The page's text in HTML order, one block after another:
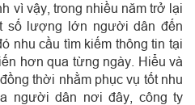
vì vậy, trong nhiều năm trở lại
số lượng lớn người dân đến
nhu cầu tìm kiếm thông tin tại
hơn qua từng ngày. Hiểu và
thời nhằm phục vụ tốt nhu
người dân nơi đây, công ty